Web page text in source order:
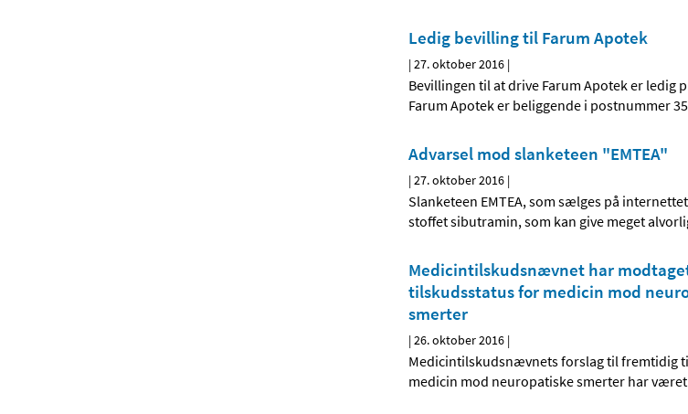
Ledig bevilling til Farum Apotek
|27. oktober 2016 |
Bevillingen til at drive Farum Apotek er ledig
Farum Apotek er beliggende i postnummer
Advarsel mod slanketeen "EMTEA"
|27. oktober 2016 |
Slanketeen EMTEA, som sælges på
stoffet sibutramin, som kan give meget
Medicintilskudsnævnet har
tilskudsstatus for medicin mod
smerter
|26. oktober 2016 |
Medicintilskudsnævnets forslag til fremtidig
medicin mod neuropatiske smerter har